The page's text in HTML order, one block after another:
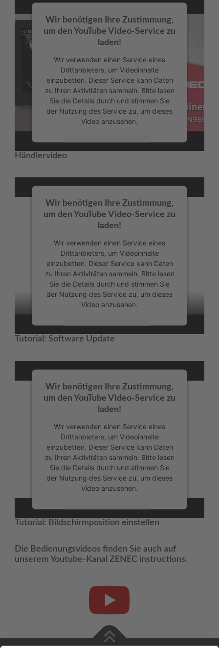
powered byUsercentrics Consent
Management Platform
Wir benötigen Ihre Zustimmung,
um den YouTube Video-Service zu
laden!
Wir verwenden einen Service eines
Drittanbieters, um Videoinhalte
einzubetten. Dieser Service kann Daten
zu Ihren Aktivitäten sammeln. Bitte lesen
Sie die Details durch und stimmen Sie
der Nutzung des Service zu, um dieses
Video anzusehen.
Mehr Informationen
powered byUsercentrics Consent
Management Platform
Händlervideo
Wir benötigen Ihre Zustimmung,
um den YouTube Video-Service zu
laden!
Wir verwenden einen Service eines
Drittanbieters, um Videoinhalte
einzubetten. Dieser Service kann Daten
zu Ihren Aktivitäten sammeln. Bitte lesen
Sie die Details durch und stimmen Sie
der Nutzung des Service zu, um dieses
Video anzusehen.
Mehr Informationen
powered byUsercentrics Consent
Management Platform
Tutorial: Software Update
Wir benötigen Ihre Zustimmung,
um den YouTube Video-Service zu
laden!
Wir verwenden einen Service eines
Drittanbieters, um Videoinhalte
einzubetten. Dieser Service kann Daten
zu Ihren Aktivitäten sammeln. Bitte lesen
Sie die Details durch und stimmen Sie
der Nutzung des Service zu, um dieses
Video anzusehen.
Mehr Informationen
powered by
Usercentrics Consent
Tutorial: Bildschirmposition einstellen
Die Bedienungsvideos finden Sie auch auf
unserem Youtube-Kanal ZENEC instructions.